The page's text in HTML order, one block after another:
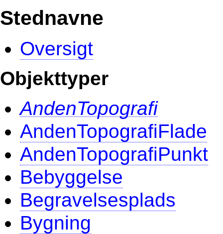
Stednavne
Oversigt
Objekttyper
AndenTopografi
AndenTopografiFlade
AndenTopografiPunkt
Bebyggelse
Begravelsesplads
Bygning